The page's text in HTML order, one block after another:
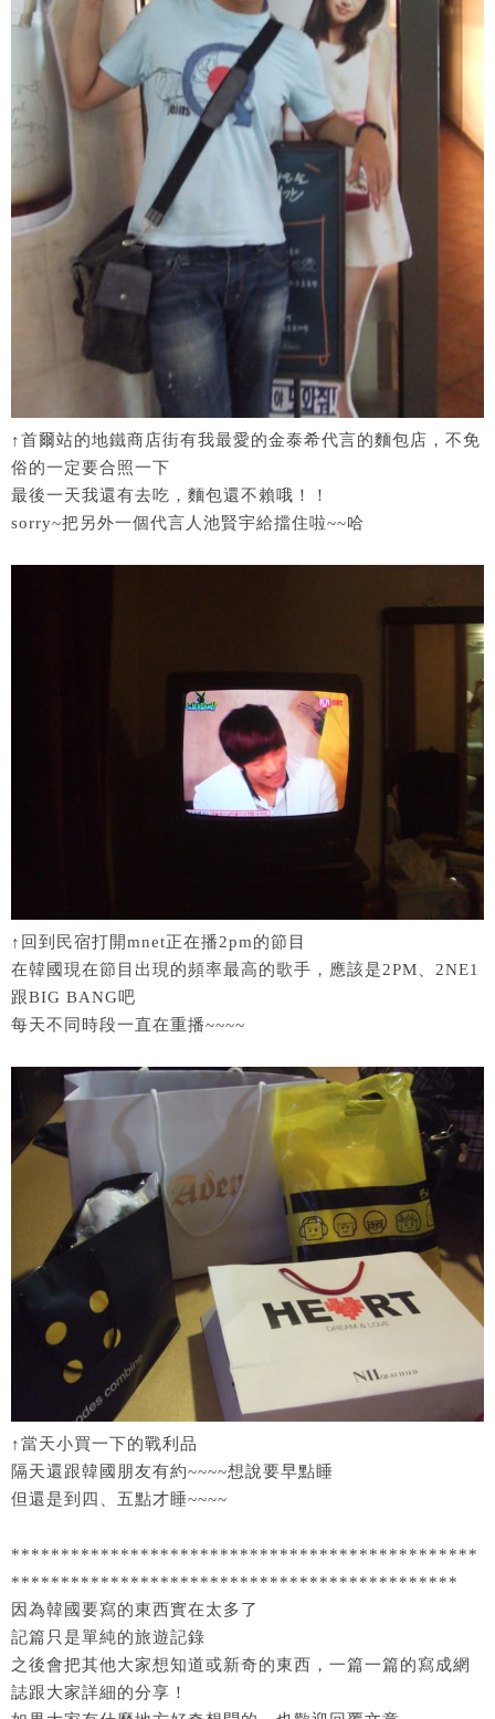
↑首爾站的地鐵商店街有我最愛的金泰希代言的麵包店，不免
俗的一定要合照一下
最後一天我還有去吃，麵包還不賴哦！！
sorry~把另外一個代言人池賢宇給擋住啦~~哈
↑回到民宿打開mnet正在播2pm的節目
在韓國現在節目出現的頻率最高的歌手，應該是2PM、2NE1
跟BIG BANG吧
每天不同時段一直在重播~~~~
↑當天小買一下的戰利品
隔天還跟韓國朋友有約~~~~想說要早點睡
但還是到四、五點才睡~~~~
***********************************************
*********************************************
因為韓國要寫的東西實在太多了
記篇只是單純的旅遊記錄
之後會把其他大家想知道或新奇的東西，一篇一篇的寫成網
誌跟大家詳細的分享！